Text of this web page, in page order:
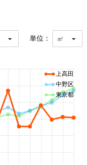
単位： ㎡
上高田
中野区
東京都